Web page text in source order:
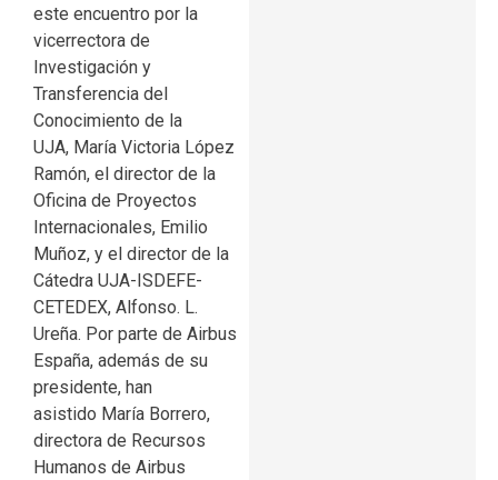
este encuentro por la
vicerrectora de
Investigación y
Transferencia del
Conocimiento de la
UJA, María Victoria López
Ramón, el director de la
Oficina de Proyectos
Internacionales, Emilio
Muñoz, y el director de la
Cátedra UJA-ISDEFE-
CETEDEX, Alfonso. L.
Ureña. Por parte de Airbus
España, además de su
presidente, han
asistido María Borrero,
directora de Recursos
Humanos de Airbus